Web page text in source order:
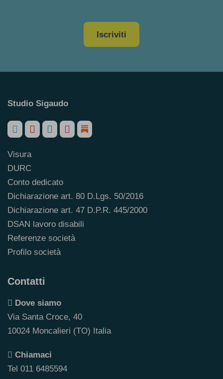
Iscriviti
Studio Sigaudo
Visura
DURC
Conto dedicato
Dichiarazione art. 80 D.Lgs. 50/2016
Dichiarazione art. 47 D.P.R. 445/2000
DSAN lavoro disabili
Referenze società
Profilo società
Contatti
Dove siamo
Via Santa Croce, 40
10024 Moncalieri (TO) Italia
Chiamaci
Tel 011 6485594